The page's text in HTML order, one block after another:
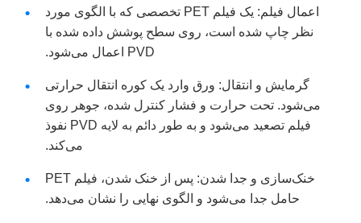
اعمال فیلم: یک فیلم PET تخصصی که با الگوی مورد
نظر چاپ شده است، روی سطح پوشش داده شده با
PVD اعمال می‌شود.
گرمایش و انتقال: ورق وارد یک کوره انتقال حرارتی
می‌شود. تحت حرارت و فشار کنترل شده، جوهر روی
فیلم تصعید می‌شود و به طور دائم به لایه PVD نفوذ
می‌کند.
خنک‌سازی و جدا شدن: پس از خنک شدن، فیلم PET
حامل جدا می‌شود و الگوی نهایی را نشان می‌دهد.